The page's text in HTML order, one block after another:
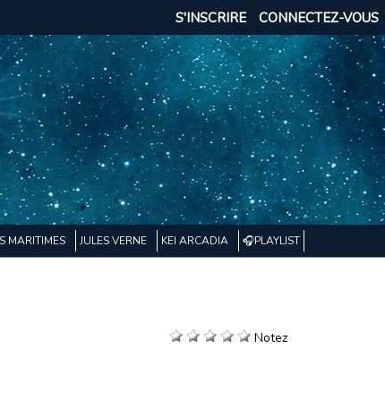
CONNECTEZ-VOUS
S'INSCRIRE
MARITIMES JULES VERNE KEI ARCADIA 🎧PLAYLIST
Notez